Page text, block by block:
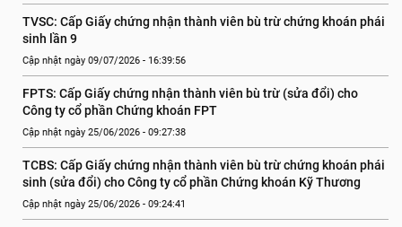
TVSC: Cấp Giấy chứng nhận thành viên bù trừ chứng khoán phái
sinh lần 9
Cập nhật ngày 09/07/2026 - 16:39:56
FPTS: Cấp Giấy chứng nhận thành viên bù trừ (sửa đổi) cho
Công ty cổ phần Chứng khoán FPT
Cập nhật ngày 25/06/2026 - 09:27:38
TCBS: Cấp Giấy chứng nhận thành viên bù trừ chứng khoán phái
sinh (sửa đổi) cho Công ty cổ phần Chứng khoán Kỹ Thương
Cập nhật ngày 25/06/2026 - 09:24:41